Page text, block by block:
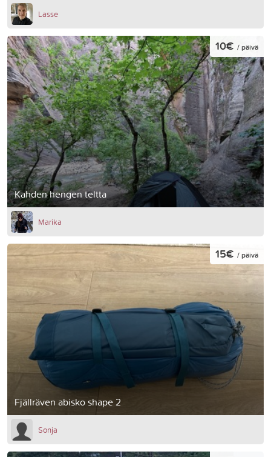
Lasse
Kahden hengen teltta
10€ / päivä
Marika
Fjällräven abisko shape 2
15€ / päivä
Sonja